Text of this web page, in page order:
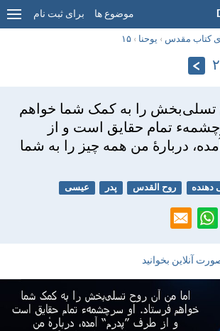
موضوع ها برای ثبت نام
کتاب مقدس › يوحنا ›۱۵
تسلی‌بخش را به كمک شما خواهم
تمام حقايق است و از
دربارهٔ من همه چيز را به شما
دهنده روح القدس پدر
عیسی
آنلاین بخوانید